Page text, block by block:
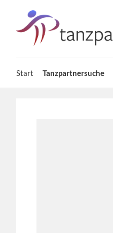
Start Tanzpartnersuche